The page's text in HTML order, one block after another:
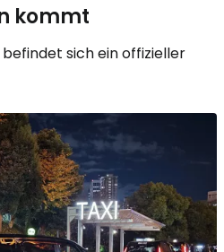
kommt
sich ein offizieller